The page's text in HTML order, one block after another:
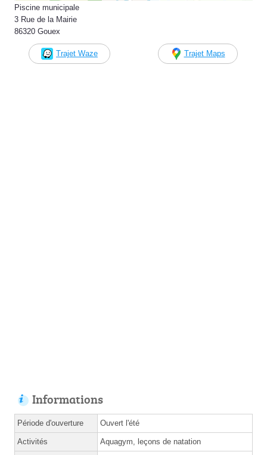
Piscine municipale
3 Rue de la Mairie
86320 Gouex
Trajet Waze Trajet Maps
Informations
Période d'ouverture Ouvert l'été
Activités Aquagym, leçons de natation